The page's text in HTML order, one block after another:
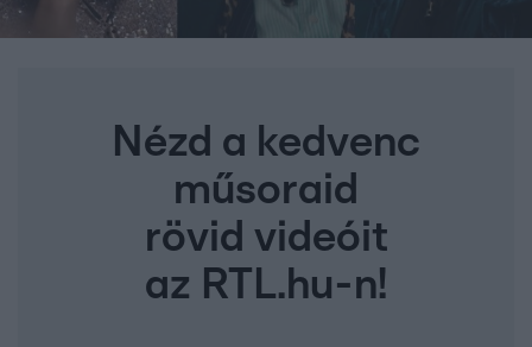
Nézd a kedvenc
műsoraid
rövid videóit
az RTL.hu-n!